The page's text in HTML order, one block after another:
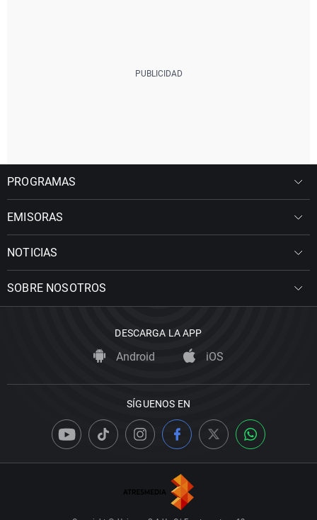
PROGRAMAS
EMISORAS
NOTICIAS
SOBRE NOSOTROS
DESCARGA LA APP
Android iOS
SÍGUENOS EN